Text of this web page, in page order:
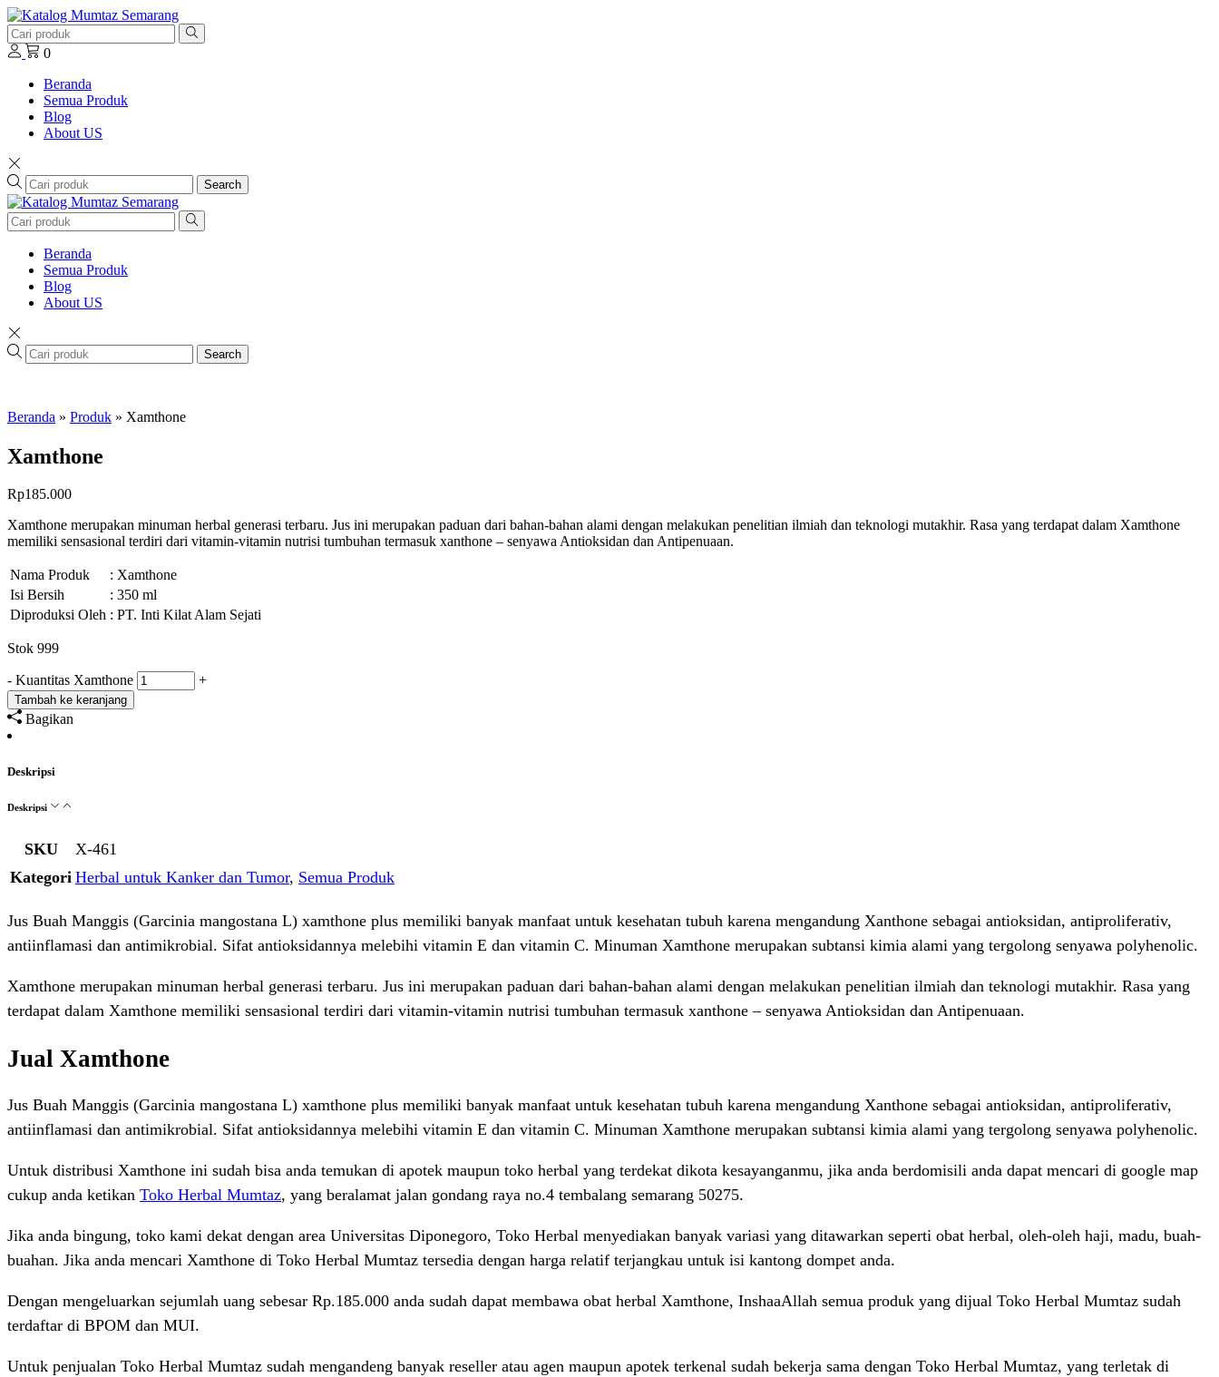
0
Beranda
Semua Produk
Blog
About US
Search
Beranda
Semua Produk
Blog
About US
Search
Beranda » Produk » Xamthone
Xamthone
Rp185.000
Xamthone merupakan minuman herbal generasi terbaru. Jus ini merupakan paduan dari bahan-bahan alami dengan melakukan penelitian ilmiah dan teknologi mutakhir. Rasa yang terdapat dalam Xamthone
memiliki sensasional terdiri dari vitamin-vitamin nutrisi tumbuhan termasuk xanthone – senyawa Antioksidan dan Antipenuaan.
Nama Produk
: Xamthone
Isi Bersih
: 350 ml
Diproduksi Oleh : PT. Inti Kilat Alam Sejati
Stok 999
- Kuantitas Xamthone +
Tambah ke keranjang
Bagikan
Deskripsi
Deskripsi
SKU
X-461
Kategori Herbal untuk Kanker dan Tumor, Semua Produk
Jus Buah Manggis (Garcinia mangostana L) xamthone plus memiliki banyak manfaat untuk kesehatan tubuh karena mengandung Xanthone sebagai antioksidan, antiproliferativ,
antiinflamasi dan antimikrobial. Sifat antioksidannya melebihi vitamin E dan vitamin C. Minuman Xamthone merupakan subtansi kimia alami yang tergolong senyawa polyhenolic.
Xamthone merupakan minuman herbal generasi terbaru. Jus ini merupakan paduan dari bahan-bahan alami dengan melakukan penelitian ilmiah dan teknologi mutakhir. Rasa yang
terdapat dalam Xamthone memiliki sensasional terdiri dari vitamin-vitamin nutrisi tumbuhan termasuk xanthone – senyawa Antioksidan dan Antipenuaan.
Jual Xamthone
Jus Buah Manggis (Garcinia mangostana L) xamthone plus memiliki banyak manfaat untuk kesehatan tubuh karena mengandung Xanthone sebagai antioksidan, antiproliferativ,
antiinflamasi dan antimikrobial. Sifat antioksidannya melebihi vitamin E dan vitamin C. Minuman Xamthone merupakan subtansi kimia alami yang tergolong senyawa polyhenolic.
Untuk distribusi Xamthone ini sudah bisa anda temukan di apotek maupun toko herbal yang terdekat dikota kesayanganmu, jika anda berdomisili anda dapat mencari di google map
cukup anda ketikan Toko Herbal Mumtaz, yang beralamat jalan gondang raya no.4 tembalang semarang 50275.
Jika anda bingung, toko kami dekat dengan area Universitas Diponegoro, Toko Herbal menyediakan banyak variasi yang ditawarkan seperti obat herbal, oleh-oleh haji, madu, buah-
buahan. Jika anda mencari Xamthone di Toko Herbal Mumtaz tersedia dengan harga relatif terjangkau untuk isi kantong dompet anda.
Dengan mengeluarkan sejumlah uang sebesar Rp.185.000 anda sudah dapat membawa obat herbal Xamthone, InshaaAllah semua produk yang dijual Toko Herbal Mumtaz sudah
terdaftar di BPOM dan MUI.
Untuk penjualan Toko Herbal Mumtaz sudah mengandeng banyak reseller atau agen maupun apotek terkenal sudah bekerja sama dengan Toko Herbal Mumtaz, yang terletak di